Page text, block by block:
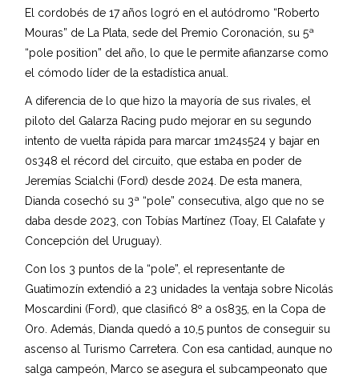
El cordobés de 17 años logró en el autódromo “Roberto
Mouras” de La Plata, sede del Premio Coronación, su 5ª
“pole position” del año, lo que le permite afianzarse como
el cómodo líder de la estadística anual.
A diferencia de lo que hizo la mayoría de sus rivales, el
piloto del Galarza Racing pudo mejorar en su segundo
intento de vuelta rápida para marcar 1m24s524 y bajar en
0s348 el récord del circuito, que estaba en poder de
Jeremías Scialchi (Ford) desde 2024. De esta manera,
Dianda cosechó su 3ª “pole” consecutiva, algo que no se
daba desde 2023, con Tobías Martínez (Toay, El Calafate y
Concepción del Uruguay).
Con los 3 puntos de la “pole”, el representante de
Guatimozín extendió a 23 unidades la ventaja sobre Nicolás
Moscardini (Ford), que clasificó 8º a 0s835, en la Copa de
Oro. Además, Dianda quedó a 10,5 puntos de conseguir su
ascenso al Turismo Carretera. Con esa cantidad, aunque no
salga campeón, Marco se asegura el subcampeonato que